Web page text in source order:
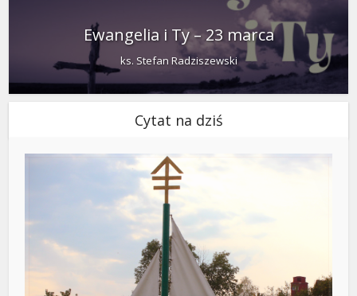
Ewangelia i Ty – 23 marca
ks. Stefan Radziszewski
Cytat na dziś